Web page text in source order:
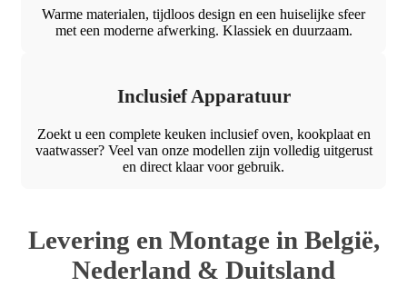
Warme materialen, tijdloos design en een huiselijke sfeer
met een moderne afwerking. Klassiek en duurzaam.
Inclusief Apparatuur
Zoekt u een complete keuken inclusief oven, kookplaat en
vaatwasser? Veel van onze modellen zijn volledig uitgerust
en direct klaar voor gebruik.
Levering en Montage in België,
Nederland & Duitsland